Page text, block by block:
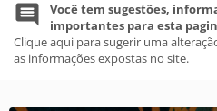
Você tem sugestões,
importantes para esta
Clique aqui para sugerir uma
as informações expostas no site.